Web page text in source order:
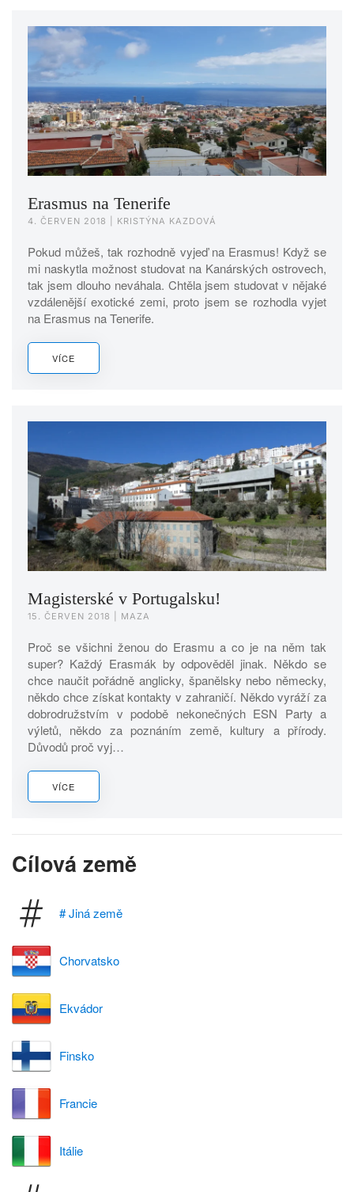
Erasmus na Tenerife
4. ČERVEN 2018 | KRISTÝNA KAZDOVÁ
Pokud můžeš, tak rozhodně vyjeď na Erasmus! Když se
mi naskytla možnost studovat na Kanárských ostrovech,
tak jsem dlouho neváhala. Chtěla jsem studovat v nějaké
vzdálenější exotické zemi, proto jsem se rozhodla vyjet
na Erasmus na Tenerife.
VÍCE
Magisterské v Portugalsku!
15. ČERVEN 2018 | MAZA
Proč se všichni ženou do Erasmu a co je na něm tak
super? Každý Erasmák by odpověděl jinak. Někdo se
chce naučit pořádně anglicky, španělsky nebo německy,
někdo chce získat kontakty v zahraničí. Někdo vyráží za
dobrodružstvím v podobě nekonečných ESN Party a
výletů, někdo za poznáním země, kultury a přírody.
Důvodů proč vyj…
VÍCE
Cílová země
# Jiná země
Chorvatsko
Ekvádor
Finsko
Francie
Itálie